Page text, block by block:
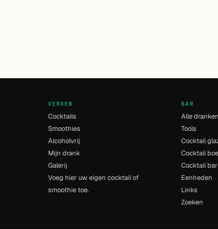
VERKEN
Cocktails
Smoothies
Alcoholvrij
Mijn drank
Galerij
Voeg hier uw eigen cocktail of
smoothie toe.
BAR
Alle dranken
Tools
Cocktail
Cocktail
Cocktail bar
Eenheden
Links
Zoeken